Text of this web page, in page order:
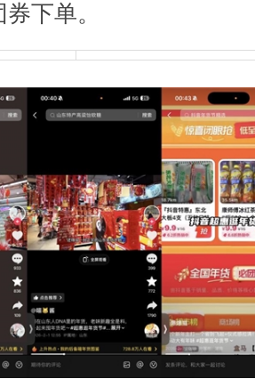
下单。